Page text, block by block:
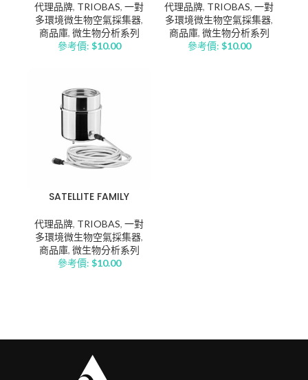
代理品牌, TRIOBAS, 一對
多環境微生物空氣採集器,
商品庫, 微生物分析系列
參考價: $10.00
代理品牌, TRIOBAS, 一對
多環境微生物空氣採集器,
商品庫, 微生物分析系列
參考價: $10.00
SATELLITE FAMILY
代理品牌, TRIOBAS, 一對
多環境微生物空氣採集器,
商品庫, 微生物分析系列
參考價: $10.00